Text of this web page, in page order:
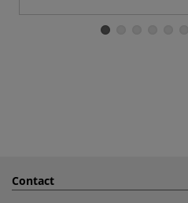
Contact